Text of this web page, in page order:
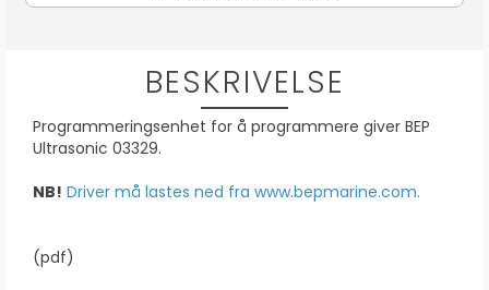
BESKRIVELSE
Programmeringsenhet for å programmere giver BEP
Ultrasonic 03329.
NB! Driver må lastes ned fra www.bepmarine.com.
(pdf)